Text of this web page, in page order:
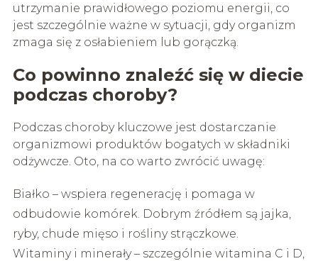
utrzymanie prawidłowego poziomu energii, co
jest szczególnie ważne w sytuacji, gdy organizm
zmaga się z osłabieniem lub gorączką.
Co powinno znaleźć się w diecie
podczas choroby?
Podczas choroby kluczowe jest dostarczanie
organizmowi produktów bogatych w składniki
odżywcze. Oto, na co warto zwrócić uwagę:
Białko – wspiera regenerację i pomaga w
odbudowie komórek. Dobrym źródłem są jajka,
ryby, chude mięso i rośliny strączkowe.
Witaminy i minerały – szczególnie witamina C i D,